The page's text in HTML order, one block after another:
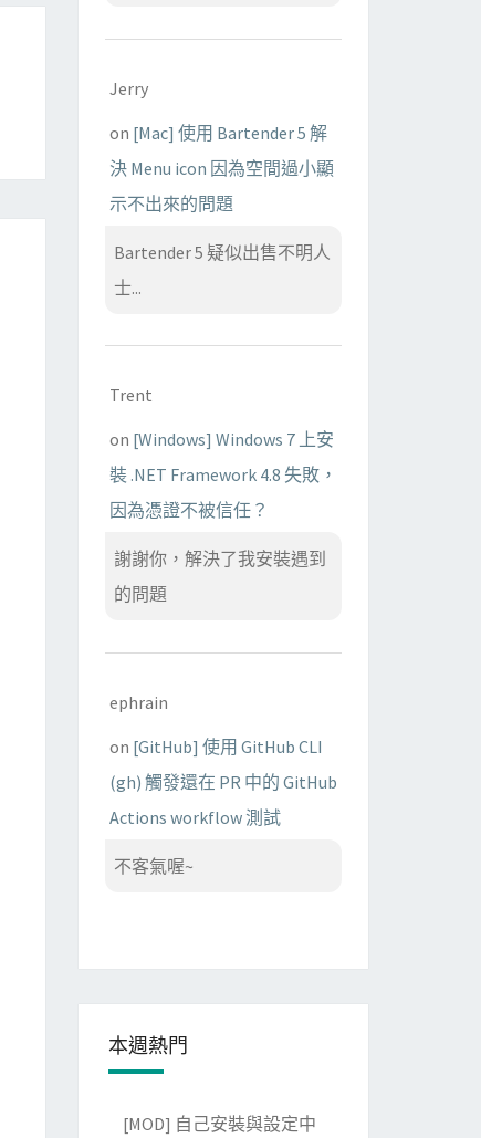
Jerry
on [Mac] 使用 Bartender 5 解
決 Menu icon 因為空間過小顯
示不出來的問題
Bartender 5 疑似出售不明人
士...
Trent
on [Windows] Windows 7 上安
裝 .NET Framework 4.8 失敗，
因為憑證不被信任？
謝謝你，解決了我安裝遇到
的問題
ephrain
on [GitHub] 使用 GitHub CLI
(gh) 觸發還在 PR 中的 GitHub
Actions workflow 測試
不客氣喔~
本週熱門
[MOD] 自己安裝與設定中